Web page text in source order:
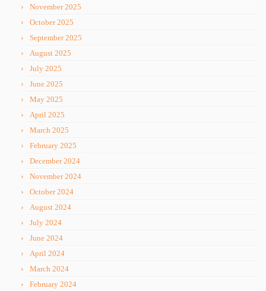
November 2025
October 2025
September 2025
August 2025
July 2025
June 2025
May 2025
April 2025
March 2025
February 2025
December 2024
November 2024
October 2024
August 2024
July 2024
June 2024
April 2024
March 2024
February 2024